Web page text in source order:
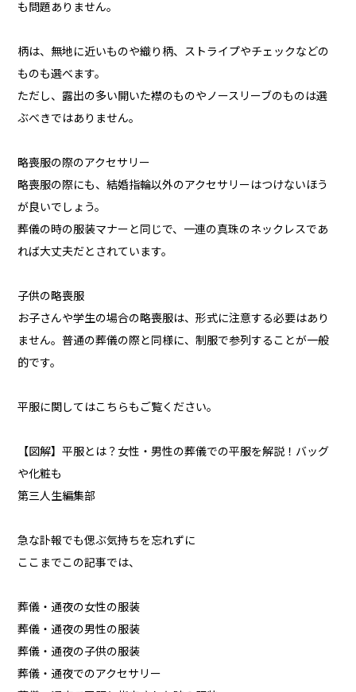
も問題ありません。
柄は、無地に近いものや織り柄、ストライプやチェックなどの
ものも選べます。
ただし、露出の多い開いた襟のものやノースリーブのものは選
ぶべきではありません。
略喪服の際のアクセサリー
略喪服の際にも、結婚指輪以外のアクセサリーはつけないほう
が良いでしょう。
葬儀の時の服装マナーと同じで、一連の真珠のネックレスであ
れば大丈夫だとされています。
子供の略喪服
お子さんや学生の場合の略喪服は、形式に注意する必要はあり
ません。普通の葬儀の際と同様に、制服で参列することが一般
的です。
平服に関してはこちらもご覧ください。
【図解】平服とは？女性・男性の葬儀での平服を解説！バッグ
や化粧も
第三人生編集部
急な訃報でも偲ぶ気持ちを忘れずに
ここまでこの記事では、
葬儀・通夜の女性の服装
葬儀・通夜の男性の服装
葬儀・通夜の子供の服装
葬儀・通夜でのアクセサリー